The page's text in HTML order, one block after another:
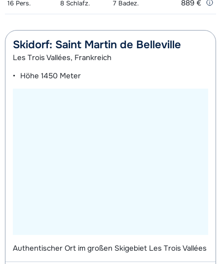
16 Pers. 8 Schlafz. 7 Badez. 889 €
Skidorf: Saint Martin de Belleville
Les Trois Vallées, Frankreich
Höhe 1450 Meter
Authentischer Ort im großen Skigebiet Les Trois Vallées